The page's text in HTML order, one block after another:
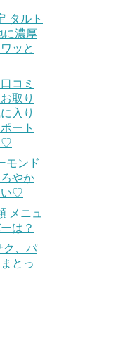
タルト
に濃厚
ッと
コミ
取り
入り
ート
♡
モンド
やか
い♡
メニュ
は？
ク、パ
とっ